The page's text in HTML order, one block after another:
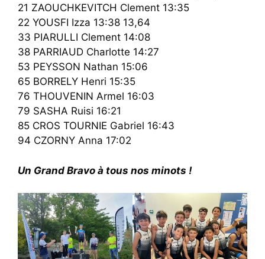
21 ZAOUCHKEVITCH Clement 13:35
22 YOUSFI Izza 13:38 13,64
33 PIARULLI Clement 14:08
38 PARRIAUD Charlotte 14:27
53 PEYSSON Nathan 15:06
65 BORRELY Henri 15:35
76 THOUVENIN Armel 16:03
79 SASHA Ruisi 16:21
85 CROS TOURNIE Gabriel 16:43
94 CZORNY Anna 17:02
Un Grand Bravo à tous nos minots !